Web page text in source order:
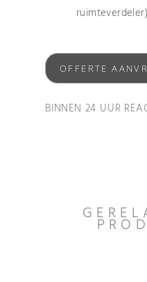
ruimteverdeler)
OFFERTE
BINNEN 24 UUR